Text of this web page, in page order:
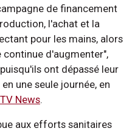
de financement
l'achat et la
pour les mains, alors
d'augmenter",
ont dépassé leur
une seule journée, en
News.
aux efforts sanitaires